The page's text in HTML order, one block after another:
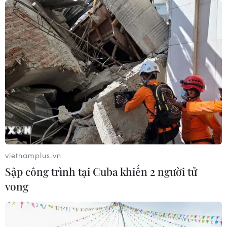
ChatGPT cung cấp tính năng chat
không giới hạn cho người dùng miễn
phí
06/08/2026 23:32
Phát hiện lỗ hổng bảo mật nghiêm
trọng trên loạt trình duyệt tích hợp
AI
Thành lập Hội đồng cấp Nhà nước
xét tặng các giải thưởng khoa học và
công nghệ
06/08/2026 14:19
vietnamplus.vn
Sập công trình tại Cuba khiến 2 người tử
vong